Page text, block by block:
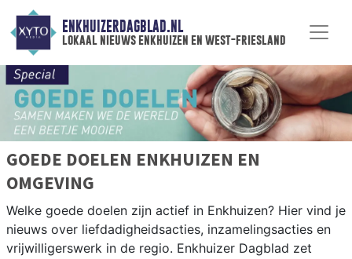
ENKHUIZERDAGBLAD.NL
lokaal nieuws enkhuizen en west-friesland
GOEDE DOELEN ENKHUIZEN EN
OMGEVING
Welke goede doelen zijn actief in Enkhuizen? Hier vind je
nieuws over liefdadigheidsacties, inzamelingsacties en
vrijwilligerswerk in de regio. Enkhuizer Dagblad zet